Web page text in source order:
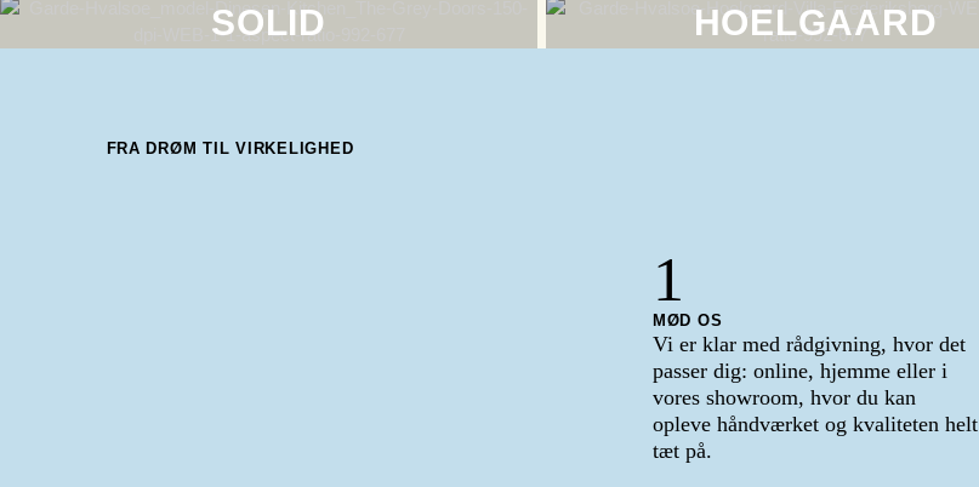
SOLID HOELGAARD
FRA DRØM TIL VIRKELIGHED
1
MØD OS
Vi er klar med rådgivning, hvor det
passer dig: online, hjemme eller i
vores showroom, hvor du kan
opleve håndværket og kvaliteten helt
tæt på.